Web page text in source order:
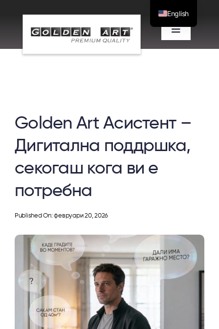
содржината
Вклучи/
исклучи
Проекти
За нас
Блог
Контакт
Golden Art Асистент –
Дигитална поддршка,
секогаш кога ви е
потребна
Published On: февруари 20, 2026
English